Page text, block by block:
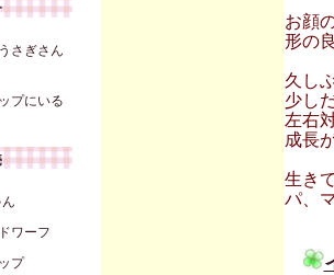
さぎさん
プにいる
ワーフ
プ
お顔
形の
久し
少し
左右
成長
生き
パ、